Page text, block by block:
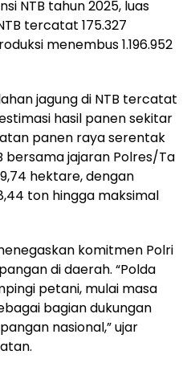
NTB tahun 2025, luas
tercatat 175.327
menembus 1.196.952
jagung di NTB tercatat
hasil panen sekitar
panen raya serentak
bersama jajaran Polres/Ta
hektare, dengan
ton hingga maksimal
komitmen Polri
di daerah. “Polda
petani, mulai masa
bagian dukungan
nasional,” ujar